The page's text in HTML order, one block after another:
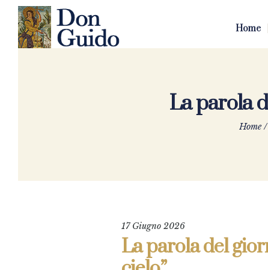
Home
La parola
Home
17 Giugno 2026
La parola del